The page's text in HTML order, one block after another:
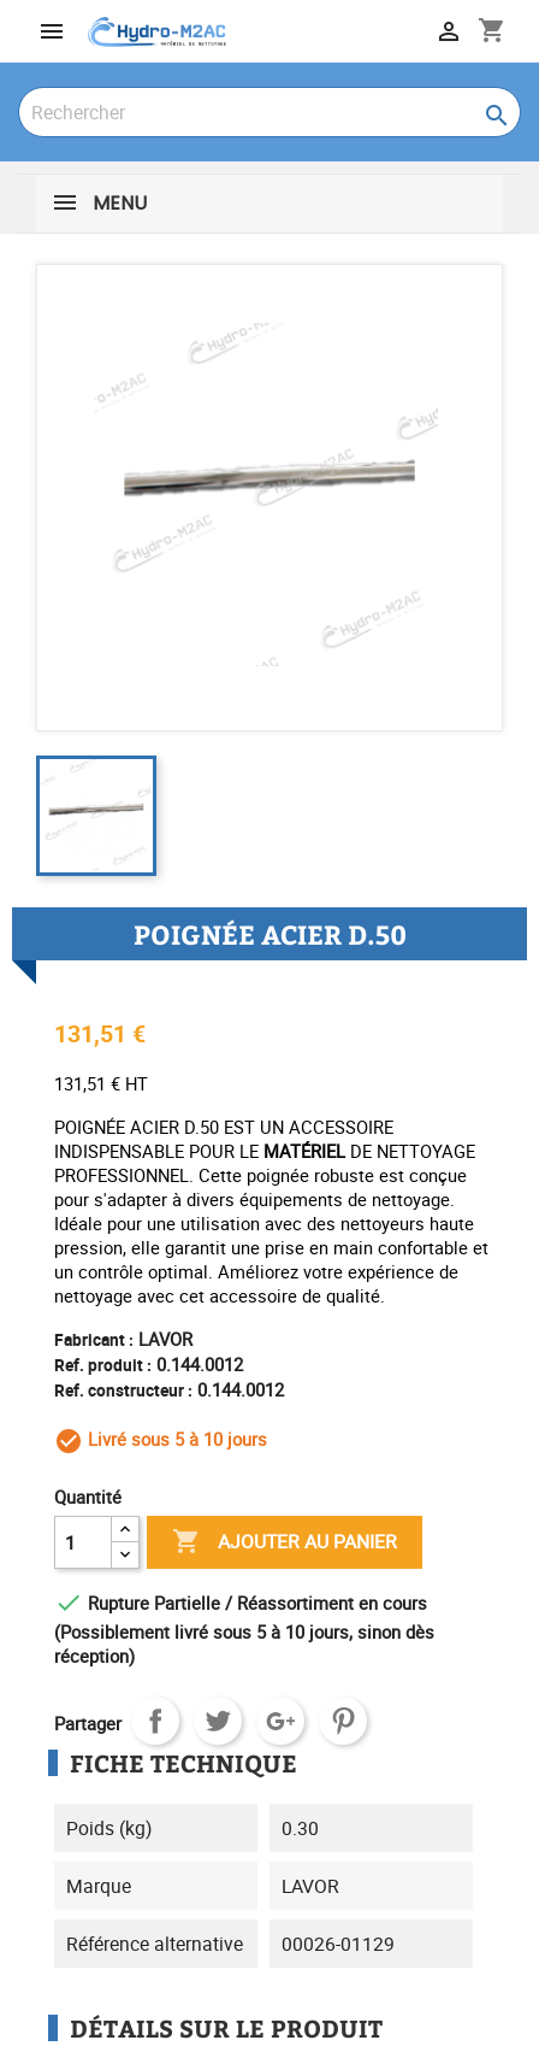
 shopping_cart


MENU
POIGNÉE ACIER D.50
131,51 €
131,51 € HT
POIGNÉE ACIER D.50 EST UN ACCESSOIRE
INDISPENSABLE POUR LE MATÉRIELDE NETTOYAGE
PROFESSIONNEL. Cette poignée robuste est conçue
pour s'adapter à divers équipements de nettoyage.
Idéale pour une utilisation avec des nettoyeurs haute
pression, elle garantit une prise en main confortable et
un contrôle optimal. Améliorez votre expérience de
nettoyage avec cet accessoire de qualité.
Fabricant : LAVOR
Ref. produit : 0.144.0012
Ref. constructeur : 0.144.0012
check_circle_outline
Livré sous 5 à 10 jours
Quantité
 AJOUTER AU PANIER
 Rupture Partielle / Réassortiment en cours
(Possiblement livré sous 5 à 10 jours, sinon dès
réception)
Partager
FICHE TECHNIQUE
Poids (kg) 0.30
Marque LAVOR
Référence alternative 00026-01129
DÉTAILS SUR LE PRODUIT